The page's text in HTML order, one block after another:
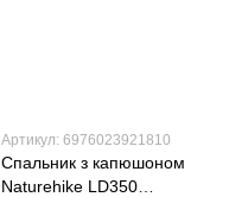
Артикул: 6976023921810
Спальник з капюшоном
Naturehike LD350